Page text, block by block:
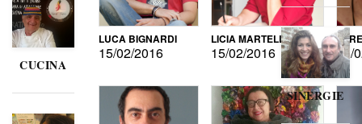
CUCINA
LUCA BIGNARDI
15/02/2016
LICIA MARTELLI
15/02/2016 15/
SINERGIE